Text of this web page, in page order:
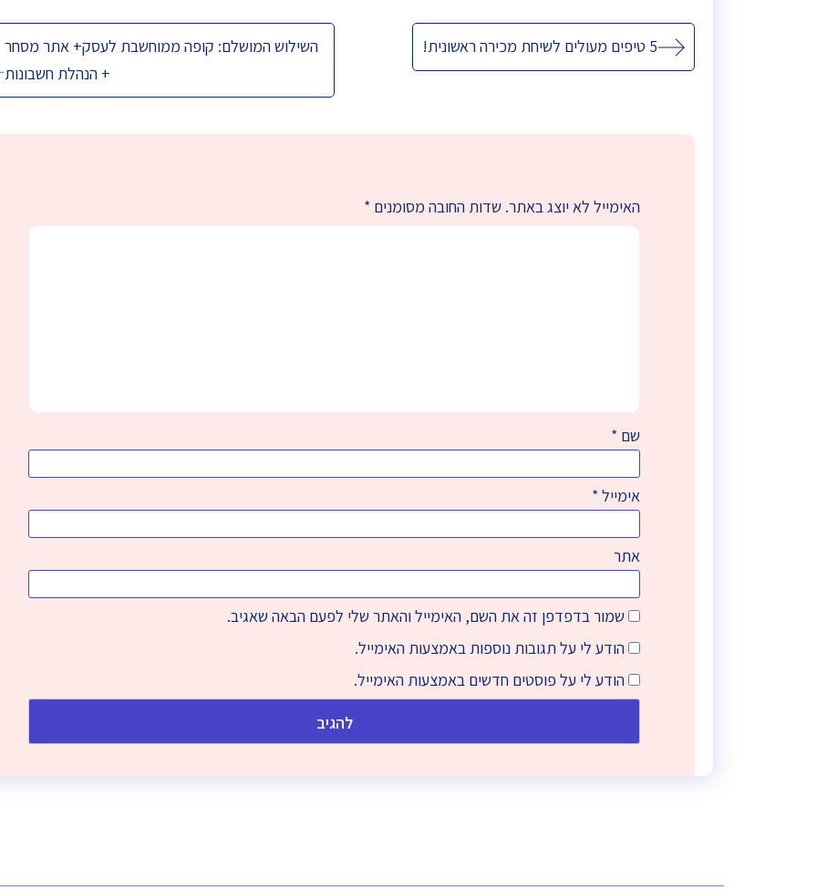
ניווט5 טיפים מעולים לשיחת מכירה ראשונית!
השילוש המושלם: קופה ממוחשבת לעסק+ אתר מסחר
+ הנהלת חשבונות
האימייל לא יוצג באתר. שדות החובה מסומנים *
שם *
אימייל *
אתר
שמור בדפדפן זה את השם, האימייל והאתר שלי לפעם הבאה שאגיב.
הודע לי על תגובות נוספות באמצעות האימייל.
הודע לי על פוסטים חדשים באמצעות האימייל.